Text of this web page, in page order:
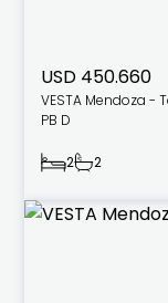
USD 450.660
VESTA Mendoza -
PB D
2 2